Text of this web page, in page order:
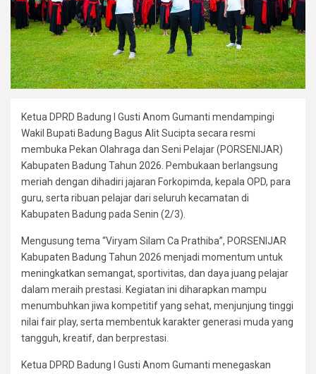
Ketua DPRD Badung I Gusti Anom Gumanti mendampingi
Wakil Bupati Badung Bagus Alit Sucipta secara resmi
membuka Pekan Olahraga dan Seni Pelajar (PORSENIJAR)
Kabupaten Badung Tahun 2026. Pembukaan berlangsung
meriah dengan dihadiri jajaran Forkopimda, kepala OPD, para
guru, serta ribuan pelajar dari seluruh kecamatan di
Kabupaten Badung pada Senin (2/3).
Mengusung tema “Viryam Silam Ca Prathiba”, PORSENIJAR
Kabupaten Badung Tahun 2026 menjadi momentum untuk
meningkatkan semangat, sportivitas, dan daya juang pelajar
dalam meraih prestasi. Kegiatan ini diharapkan mampu
menumbuhkan jiwa kompetitif yang sehat, menjunjung tinggi
nilai fair play, serta membentuk karakter generasi muda yang
tangguh, kreatif, dan berprestasi.
Ketua DPRD Badung I Gusti Anom Gumanti menegaskan